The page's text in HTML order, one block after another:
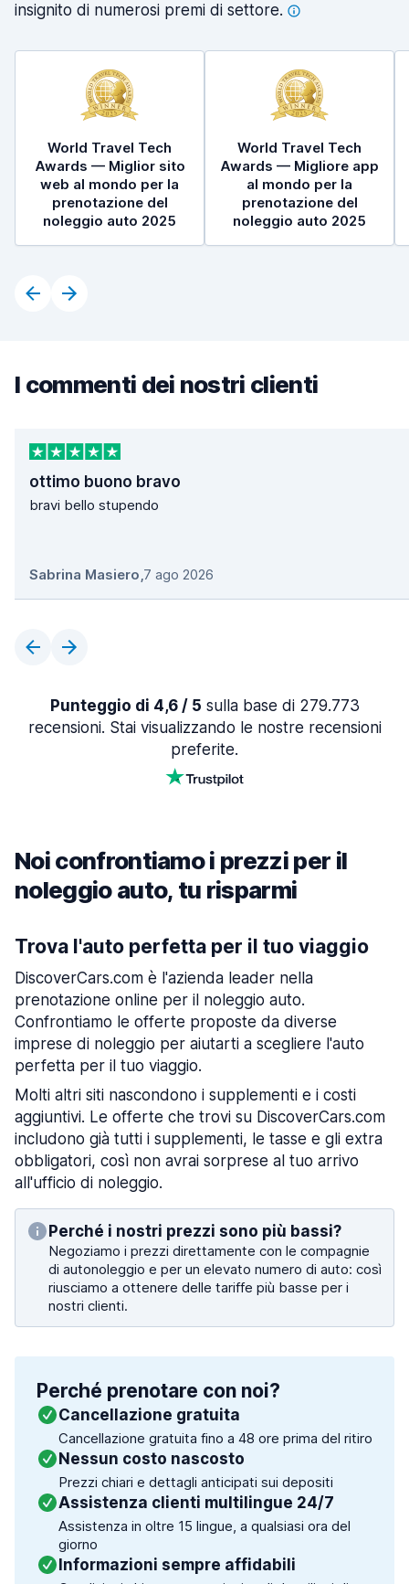
insignito di numerosi premi di settore.
World Travel Tech
Awards — Miglior sito
web al mondo per la
prenotazione del
noleggio auto 2025
World Travel Tech
Awards — Migliore app
al mondo per la
prenotazione del
noleggio auto 2025
I commenti dei nostri clienti
ottimo buono bravo
bravi bello stupendo
Sabrina Masiero,7 ago 2026
Punteggio di 4,6 / 5 sulla base di 279.773
recensioni. Stai visualizzando le nostre recensioni
preferite.
Noi confrontiamo i prezzi per il
noleggio auto, tu risparmi
Trova l'auto perfetta per il tuo viaggio
DiscoverCars.com è l'azienda leader nella
prenotazione online per il noleggio auto.
Confrontiamo le offerte proposte da diverse
imprese di noleggio per aiutarti a scegliere l'auto
perfetta per il tuo viaggio.
Molti altri siti nascondono i supplementi e i costi
aggiuntivi. Le offerte che trovi su DiscoverCars.com
includono già tutti i supplementi, le tasse e gli extra
obbligatori, così non avrai sorprese al tuo arrivo
all'ufficio di noleggio.
Perché i nostri prezzi sono più bassi?
Negoziamo i prezzi direttamente con le compagnie
di autonoleggio e per un elevato numero di auto: così
riusciamo a ottenere delle tariffe più basse per i
nostri clienti.
Perché prenotare con noi?
Cancellazione gratuita
Cancellazione gratuita fino a 48 ore prima del ritiro
Nessun costo nascosto
Prezzi chiari e dettagli anticipati sui depositi
Assistenza clienti multilingue 24/7
Assistenza in oltre 15 lingue, a qualsiasi ora del
giorno
Informazioni sempre affidabili